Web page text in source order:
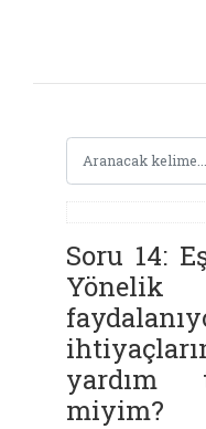
Soru 14:
yardım
miyim?